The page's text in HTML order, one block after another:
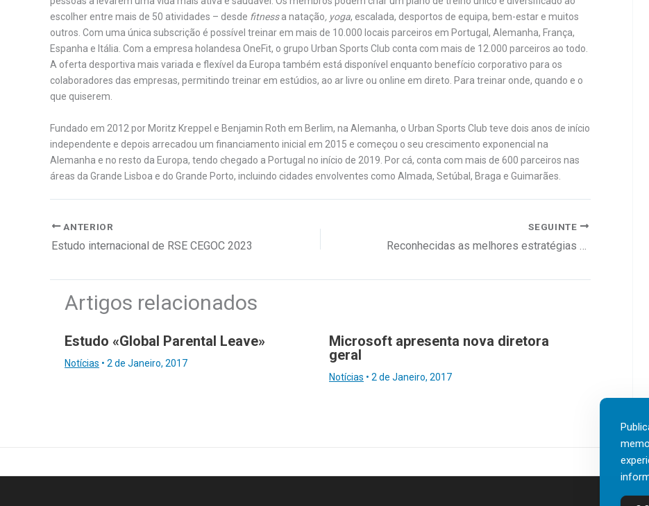
escolher entre mais de 50 atividades – desde fitnessa natação, yoga, escalada, desportos de equipa, bem-estar e muitos
outros. Com uma única subscrição é possível treinar em mais de 10.000 locais parceiros em Portugal, Alemanha, França,
Espanha e Itália. Com a empresa holandesa OneFit, o grupo Urban Sports Club conta com mais de 12.000 parceiros ao todo.
A oferta desportiva mais variada e flexível da Europa também está disponível enquanto benefício corporativo para os
colaboradores das empresas, permitindo treinar em estúdios, ao ar livre ou online em direto. Para treinar onde, quando e o
que quiserem.
Fundado em 2012 por Moritz Kreppel e Benjamin Roth em Berlim, na Alemanha, o Urban Sports Club teve dois anos de início
independente e depois arrecadou um financiamento inicial em 2015 e começou o seu crescimento exponencial na
Alemanha e no resto da Europa, tendo chegado a Portugal no início de 2019. Por cá, conta com mais de 600 parceiros nas
áreas da Grande Lisboa e do Grande Porto, incluindo cidades envolventes como Almada, Setúbal, Braga e Guimarães.
ANTERIOR
Estudo internacional de RSE CEGOC 2023
SEGUINTE
Reconhecidas as melhores estratégias de comunicação interna
Artigos relacionados
Estudo «Global Parental Leave»
Notícias • 2 de Janeiro, 2017
Microsoft apresenta nova diretora
geral
Notícias • 2 de Janeiro, 2017